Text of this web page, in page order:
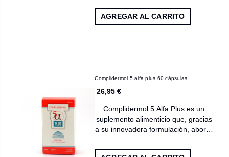
AGREGAR AL CARRITO
Complidermol 5 alfa plus 60 cápsulas
26,95 €
Complidermol 5 Alfa Plus es un
suplemento alimenticio que, gracias
a su innovadora formulación, abor…